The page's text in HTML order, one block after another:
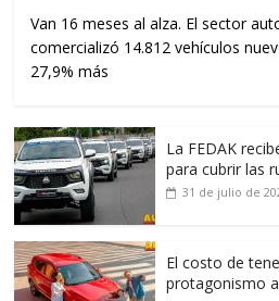
Van 16 meses al alza. El sector
comercializó 14.812 vehículos
27,9% más
La FEDAK
para cubrir las
31 de julio de
El costo de
protagonismo